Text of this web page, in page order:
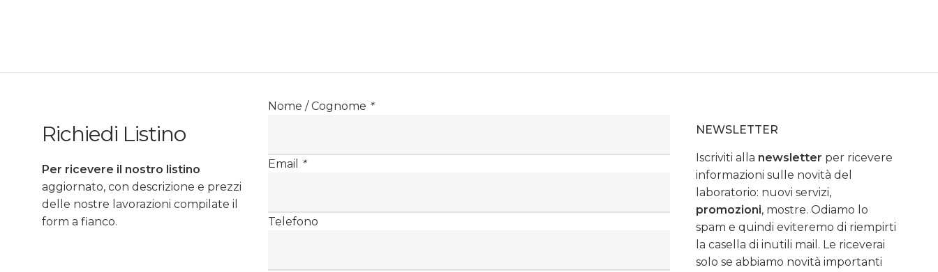
Richiedi Listino
Per ricevere il nostro listino
aggiornato, con descrizione e prezzi
delle nostre lavorazioni compilate il
form a fianco.
Nome / Cognome *
Email *
Telefono
NEWSLETTER
Iscriviti alla newsletter per ricevere
informazioni sulle novità del
laboratorio: nuovi servizi,
promozioni, mostre. Odiamo lo
spam e quindi eviteremo di riempirti
la casella di inutili mail. Le riceverai
solo se abbiamo novità importanti